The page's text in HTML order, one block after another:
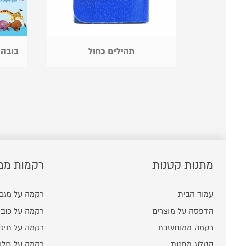
תהילים כחול
מתנות קטנות
עמוד הבית
הדפסה על מוצרים
רקמה ממוחשבת
רקמות
רקמה על
רקמה על
רקמה על